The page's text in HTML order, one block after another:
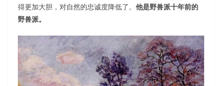
得更加大胆，对自然的忠诚度降低了。 他是野兽派十年前的
野兽派。